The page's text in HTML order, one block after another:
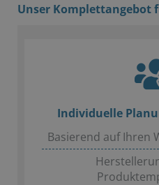
Unser Komplettangebot
Individuelle
Basierend auf Ihren